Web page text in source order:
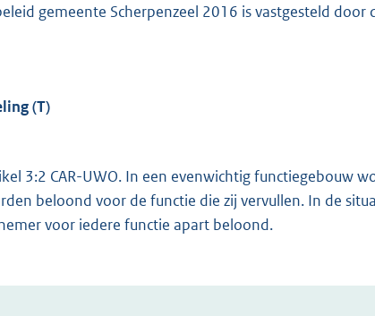
gemeente Scherpenzeel 2016 is vastgesteld door
(T)
3:2 CAR-UWO. In een evenwichtig functiegebouw
beloond voor de functie die zij vervullen. In de
voor iedere functie apart beloond.